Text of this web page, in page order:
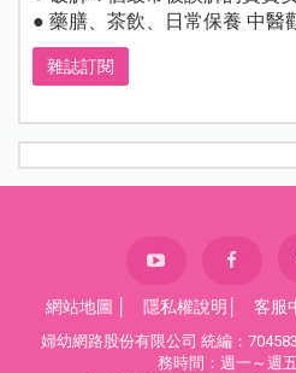
● 藥膳、茶飲、日常保養 中醫
雜誌訂閱
網站地圖 隱私權說明 客服
婦幼網路股份有限公司 統編：
務時間：週一～週